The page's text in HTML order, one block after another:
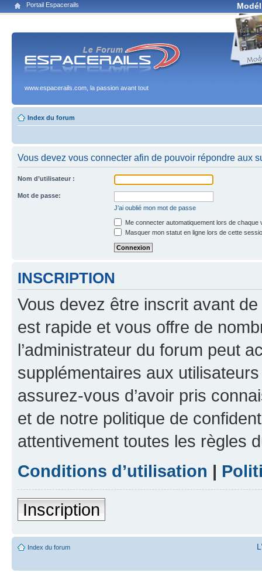
Portail Espacerails
www.espacerails.com, la passion avant tout
Index du forum
Vous devez vous connecter afin de pouvoir répondre aux
Nom d’utilisateur :
Mot de passe:
J’ai oublié mon mot de passe
Me connecter automatiquement lors de chaque
Masquer mon statut en ligne lors de cette
INSCRIPTION
Vous devez être inscrit avant
est rapide et vous offre de
l’administrateur du forum peut
supplémentaires aux
assurez-vous d’avoir pris
et de notre politique de
attentivement toutes les règles
Conditions d’utilisation |
Inscription
Index du forum